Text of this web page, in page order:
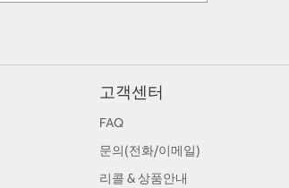
고객센터
FAQ
문의(전화/이메일)
리콜 & 상품안내